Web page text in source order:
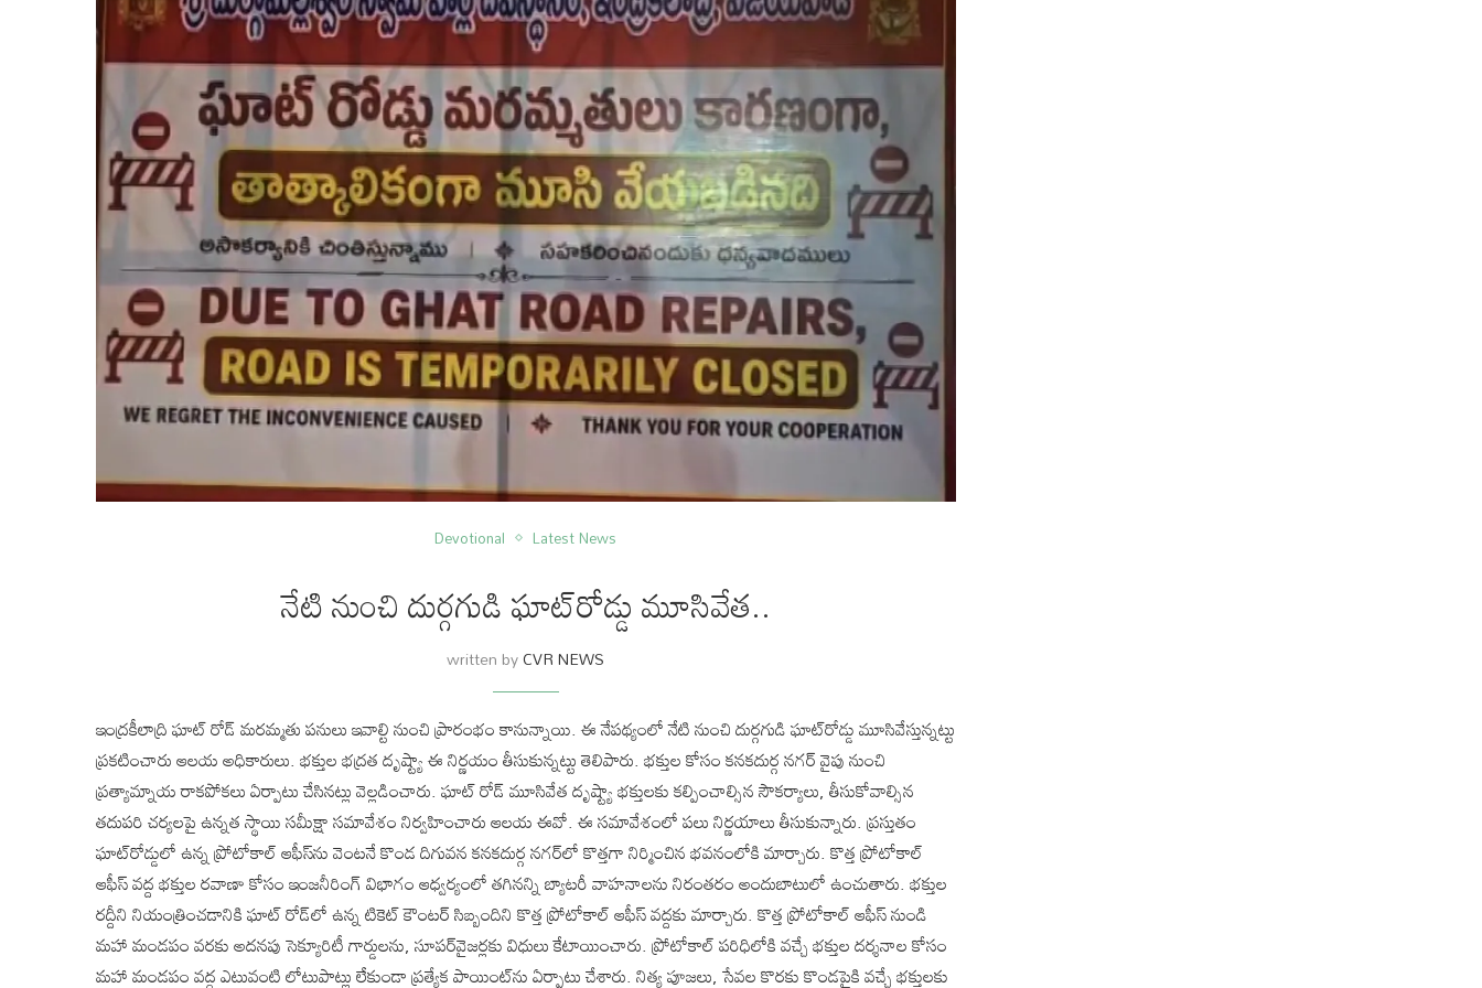
Devotional Latest News
నేటి నుంచి దుర్గగుడి ఘాట్‌రోడ్డు మూసివేత..
written byCVR NEWS
ఇంద్రకీలాద్రి ఘాట్‌ రోడ్‌ మరమ్మతు పనులు ఇవాల్టి నుంచి ప్రారంభం కానున్నాయి. ఈ నేపథ్యంలో నేటి నుంచి దుర్గగుడి ఘాట్‌రోడ్డు మూసివేస్తున్నట్టు
ప్రకటించారు ఆలయ అధికారులు. భక్తుల భద్రత దృష్ట్యా ఈ నిర్ణయం తీసుకున్నట్టు తెలిపారు. భక్తుల కోసం కనకదుర్గ నగర్‌ వైపు నుంచి
ప్రత్యామ్నాయ రాకపోకలు ఏర్పాటు చేసినట్లు వెల్లడించారు. ఘాట్‌ రోడ్‌ మూసివేత దృష్ట్యా భక్తులకు కల్పించాల్సిన సౌకర్యాలు, తీసుకోవాల్సిన
తదుపరి చర్యలపై ఉన్నత స్థాయి సమీక్షా సమావేశం నిర్వహించారు ఆలయ ఈవో. ఈ సమావేశంలో పలు నిర్ణయాలు తీసుకున్నారు. ప్రస్తుతం
ఘాట్‌రోడ్డులో ఉన్న ప్రోటోకాల్‌ ఆఫీస్‌ను వెంటనే కొండ దిగువన కనకదుర్గ నగర్‌లో కొత్తగా నిర్మించిన భవనంలోకి మార్చారు. కొత్త ప్రోటోకాల్‌
ఆఫీస్‌ వద్ద భక్తుల రవాణా కోసం ఇంజనీరింగ్‌ విభాగం ఆధ్వర్యంలో తగినన్ని బ్యాటరీ వాహనాలను నిరంతరం అందుబాటులో ఉంచుతారు. భక్తుల
రద్దీని నియంత్రించడానికి ఘాట్‌ రోడ్‌లో ఉన్న టికెట్‌ కౌంటర్‌ సిబ్బందిని కొత్త ప్రోటోకాల్‌ ఆఫీస్‌ వద్దకు మార్చారు. కొత్త ప్రోటోకాల్‌ ఆఫీస్‌ నుండి
మహా మండపం వరకు అదనపు సెక్యూరిటీ గార్డులను, సూపర్‌వైజర్లకు విధులు కేటాయించారు. ప్రోటోకాల్‌ పరిధిలోకి వచ్చే భక్తుల దర్శనాల కోసం
మహా మండపం వద్ద ఎటువంటి లోటుపాట్లు లేకుండా ప్రత్యేక పాయింట్‌ను ఏర్పాటు చేశారు. నిత్య పూజలు, సేవల కొరకు కొండపైకి వచ్చే భక్తులకు